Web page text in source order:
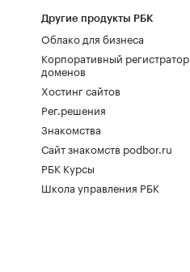
Другие продукты РБК
Облако для бизнеса
Корпоративный регистратор
доменов
Хостинг сайтов
Рег.решения
Знакомства
Сайт знакомств podbor.ru
РБК Курсы
Школа управления РБК